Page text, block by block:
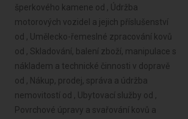
šperkového kamene od , Údržba
motorových vozidel a jejich příslušenství
od , Umělecko-řemeslné zpracování kovů
od , Skladování, balení zboží, manipulace s
nákladem a technické činnosti v dopravě
od , Nákup, prodej, správa a údržba
nemovitostí od , Ubytovací služby od ,
Povrchové úpravy a svařování kovů a